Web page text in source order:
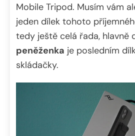
Mobile Tripod. Musím vám
jeden dílek tohoto
tedy ještě celá řada, hlavně
peněženka je posledním
skládačky.